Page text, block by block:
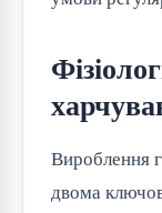
Вироблення
двома